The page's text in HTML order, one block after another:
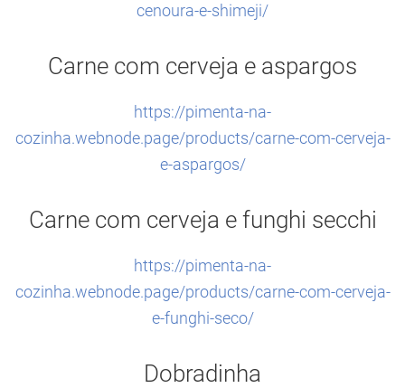
cenoura-e-shimeji/
Carne com cerveja e aspargos
https://pimenta-na-
cozinha.webnode.page/products/carne-com-cerveja-
e-aspargos/
Carne com cerveja e funghi secchi
https://pimenta-na-
cozinha.webnode.page/products/carne-com-cerveja-
e-funghi-seco/
Dobradinha